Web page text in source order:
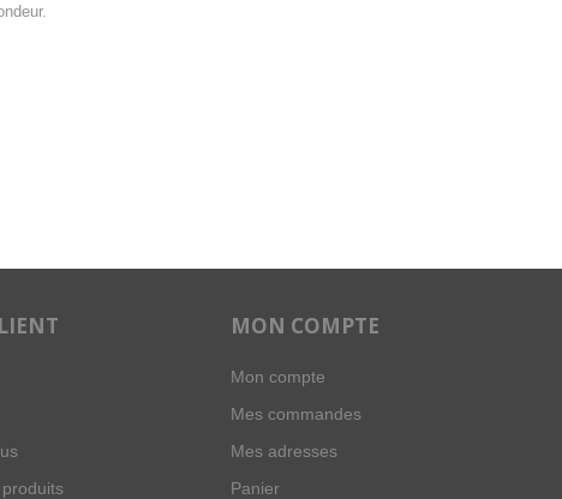
MON COMPTE
Mon compte
Mes commandes
Mes adresses
Panier